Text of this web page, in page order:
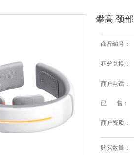
攀高 颈
商品编号：
积分兑换：
商户电话：
已 售：
商户资质：
购买数量：